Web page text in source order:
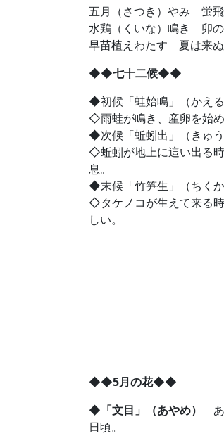
五月（さつき）やみ 蛍
水鶏（くいな）鳴き 卯
早苗植えわたす 夏は来ぬ
◆◆七十二候◆◆
◆初候「蛙始鳴」（かえ
◇雨蛙が鳴き、産卵を始め
◆次候「蚯蚓出」（きゅ
◇蚯蚓が地上に這い出る
息。
◆末候「竹笋生」（ちく
◇タケノコが生えて来る
しい。
◆◆5月の花◆◆
◆「文目」（あやめ）
日頃。